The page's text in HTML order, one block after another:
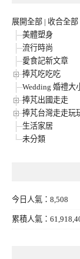
展開全部 | 收合全部
美體塑身
流行時尚
愛食記新文章
捧芃吃吃吃
Wedding 婚禮大
捧芃出國走走
捧芃台灣走走玩
生活家居
未分類
今日人氣：8,508
累積人氣：